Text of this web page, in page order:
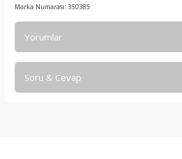
Marka Numarası: 350385
Yorumlar
Soru & Cevap